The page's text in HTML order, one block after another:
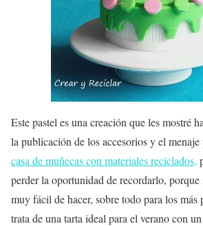
Este pastel es una creación que les mostré
la publicación de los accesorios y el menaje
casa de muñecas con materiales reciclados,
perder la oportunidad de recordarlo, porque
muy fácil de hacer, sobre todo para los más
trata de una tarta ideal para el verano con